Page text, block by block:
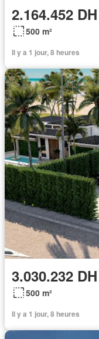
2.164.452 DH
500 m²
Il y a 1 jour, 8 heures
3.030.232 DH
500 m²
Il y a 1 jour, 8 heures